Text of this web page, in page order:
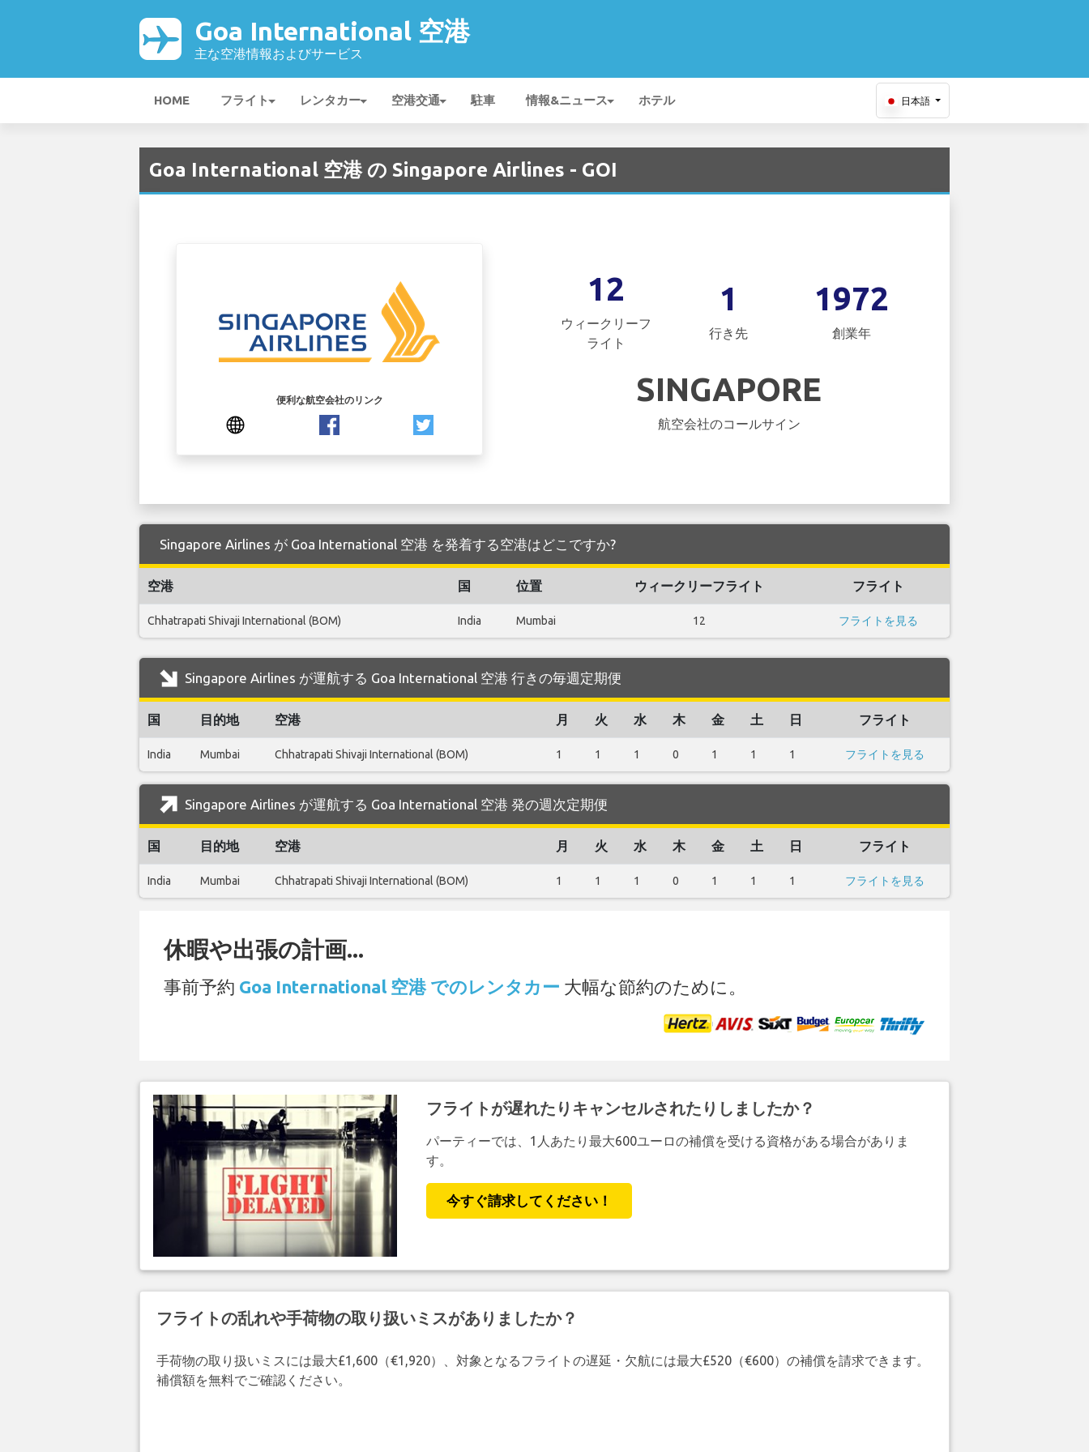
Goa International 空港
主な空港情報およびサービス
HOME フライト レンタカー 空港交通 駐車 情報&ニュース ホテル 日本語
Goa International 空港 の Singapore Airlines - GOI
便利な航空会社のリンク
12
ウィークリーフ
ライト
1
行き先
1972
創業年
SINGAPORE
航空会社のコールサイン
Singapore Airlines が Goa International 空港 を発着する空港はどこですか?
空港 国 位置 ウィークリーフライト フライト
Chhatrapati Shivaji International (BOM) India Mumbai 12 フライトを見る
Singapore Airlines が運航する Goa International 空港 行きの毎週定期便
国 目的地 空港 月 火 水 木 金 土 日 フライト
India Mumbai Chhatrapati Shivaji International (BOM) 1 1 1 0 1 1 1 フライトを見る
Singapore Airlines が運航する Goa International 空港 発の週次定期便
国 目的地 空港 月 火 水 木 金 土 日 フライト
India Mumbai Chhatrapati Shivaji International (BOM) 1 1 1 0 1 1 1 フライトを見る
休暇や出張の計画...
事前予約 Goa International 空港 でのレンタカー 大幅な節約のために。
フライトが遅れたりキャンセルされたりしましたか？
パーティーでは、1人あたり最大600ユーロの補償を受ける資格がある場合がありま
す。
今すぐ請求してください！
フライトの乱れや手荷物の取り扱いミスがありましたか？
手荷物の取り扱いミスには最大£1,600（€1,920）、対象となるフライトの遅延・欠航には最大£520（€600）の補償を請求できます。
補償額を無料でご確認ください。